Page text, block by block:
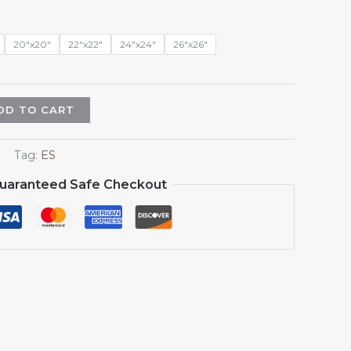
$15.99
20"x20" 22"x22" 24"x24" 26"x26"
TO CART
Tag: ES
Safe Checkout